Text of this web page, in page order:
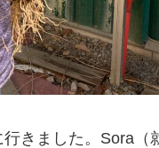
きました。Sora（